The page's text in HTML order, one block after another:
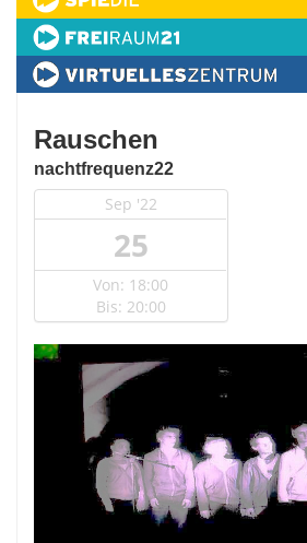
Rauschen
nachtfrequenz22
Sep '22
25
Von: 18:00
Bis: 20:00